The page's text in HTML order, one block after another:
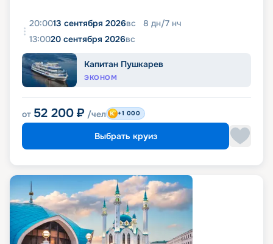
20:0013 сентября 2026вс 8 дн/7 нч
13:0020 сентября 2026вс
Капитан Пушкарев
ЭКОНОМ
от 52 200 ₽ /чел +1 000
Выбрать круиз